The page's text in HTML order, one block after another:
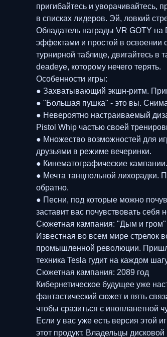
пригибайтесь и уворачивайтесь,
в списках лидеров. Эй, ловкий
Обладатель награды VR GOTY на
эффектами и простой в освоении
турнирной таблице, двигайтесь в
deadeye, которому нечего терять.
Особенности игры:
● Захватывающий экшн-ритм.
● "Большая пушка" - это вы.
● Невероятно настраиваемый
Pistol Whip частью своей
● Множество возможностей для
друзьями в режиме вечеринки.
● Кинематографические
● Мечта танцпольной лихорадки.
обратно.
● Песни, под которые можно
заставит вас почувствовать себя
Сюжетная кампания: "Дым и гром"
Известная во всем мире стрелок
промышленной революции.
техника Tesla гудит на каждом
Сюжетная кампания: 2089 год
Кибернетическое будущее уже
фантастический сюжет и пять
чтобы сразиться с инопланетной
Если у вас уже есть версия этой
этот продукт. Владельцы